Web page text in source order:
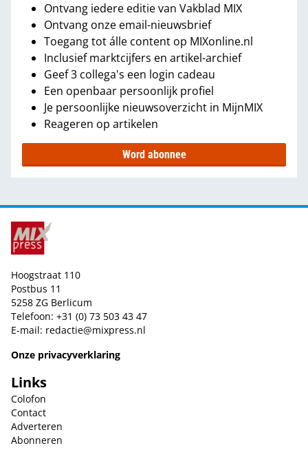
Ontvang iedere editie van Vakblad MIX
Ontvang onze email-nieuwsbrief
Toegang tot álle content op MIXonline.nl
Inclusief marktcijfers en artikel-archief
Geef 3 collega's een login cadeau
Een openbaar persoonlijk profiel
Je persoonlijke nieuwsoverzicht in MijnMIX
Reageren op artikelen
Word abonnee
Hoogstraat 110
Postbus 11
5258 ZG Berlicum
Telefoon: +31 (0) 73 503 43 47
E-mail: redactie@mixpress.nl
Onze privacyverklaring
Links
Colofon
Contact
Adverteren
Abonneren